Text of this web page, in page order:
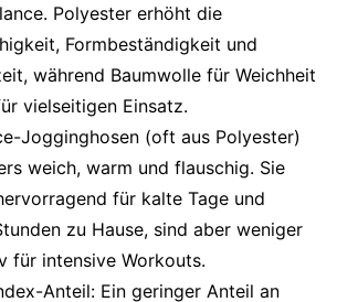
Polyester erhöht die
Formbeständigkeit und
während Baumwolle für Weichheit
vielseitigen Einsatz.
Jogginghosen (oft aus Polyester)
weich, warm und flauschig. Sie
für kalte Tage und
zu Hause, sind aber weniger
für intensive Workouts.
Anteil: Ein geringer Anteil an